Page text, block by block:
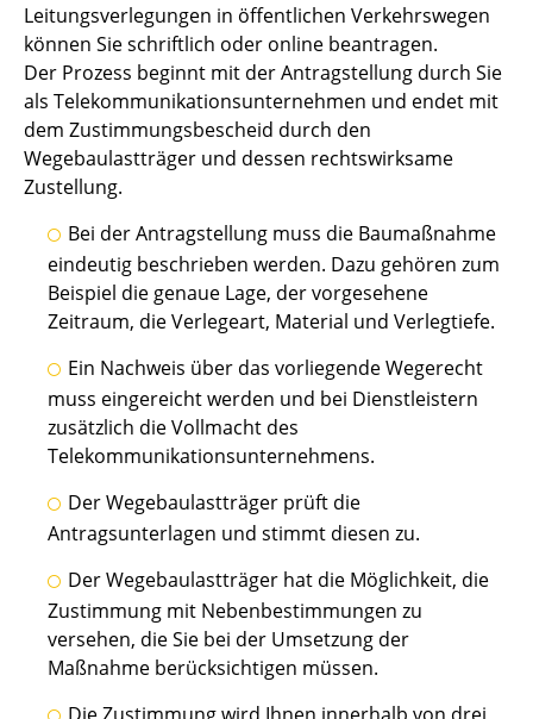
Leitungsverlegungen in öffentlichen Verkehrswegen
können Sie schriftlich oder online beantragen.
Der Prozess beginnt mit der Antragstellung durch Sie
als Telekommunikationsunternehmen und endet mit
dem Zustimmungsbescheid durch den
Wegebaulastträger und dessen rechtswirksame
Zustellung.
Bei der Antragstellung muss die Baumaßnahme
eindeutig beschrieben werden. Dazu gehören zum
Beispiel die genaue Lage, der vorgesehene
Zeitraum, die Verlegeart, Material und Verlegtiefe.
Ein Nachweis über das vorliegende Wegerecht
muss eingereicht werden und bei Dienstleistern
zusätzlich die Vollmacht des
Telekommunikationsunternehmens.
Der Wegebaulastträger prüft die
Antragsunterlagen und stimmt diesen zu.
Der Wegebaulastträger hat die Möglichkeit, die
Zustimmung mit Nebenbestimmungen zu
versehen, die Sie bei der Umsetzung der
Maßnahme berücksichtigen müssen.